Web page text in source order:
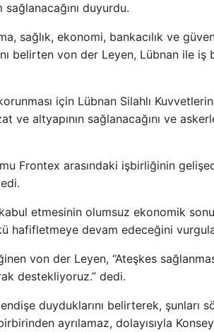
duyurdu.
sağlık, ekonomi, bankacılık ve
belirten von der Leyen, Lübnan ile
için Lübnan Silahlı
ve altyapının sağlanacağını ve
Frontex arasındaki işbirliğinin
etmesinin olumsuz ekonomik
hafifletmeye devam edeceğini
von der Leyen, “Ateşkes
destekliyoruz.” dedi.
duyduklarını belirterek, şunları
ayrılamaz, dolayısıyla